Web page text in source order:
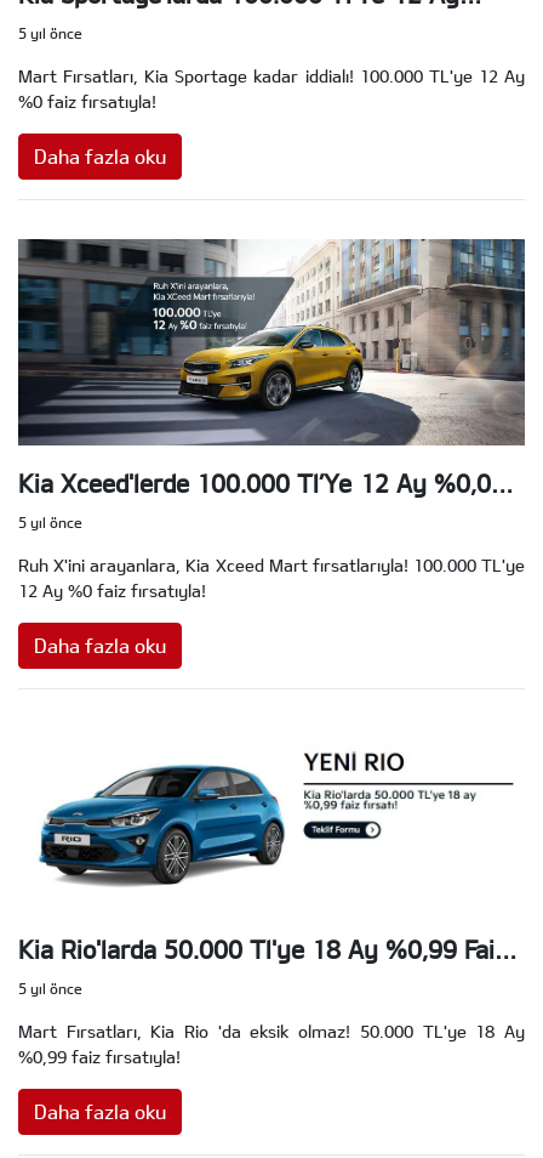
%0,00 Faiz Fırsatı!
5 yıl önce
Mart Fırsatları, Kia Sportage kadar iddialı! 100.000 TL'ye 12 Ay
%0 faiz fırsatıyla!
Daha fazla oku
Kia Xceed'lerde 100.000 Tl’Ye 12 Ay %0,00
Faiz Fırsatı!
5 yıl önce
Ruh X'ini arayanlara, Kia Xceed Mart fırsatlarıyla! 100.000 TL'ye
12 Ay %0 faiz fırsatıyla!
Daha fazla oku
Kia Rio'larda 50.000 Tl'ye 18 Ay %0,99 Faiz
Fırsatı!
5 yıl önce
Mart Fırsatları, Kia Rio 'da eksik olmaz! 50.000 TL'ye 18 Ay
%0,99 faiz fırsatıyla!
Daha fazla oku